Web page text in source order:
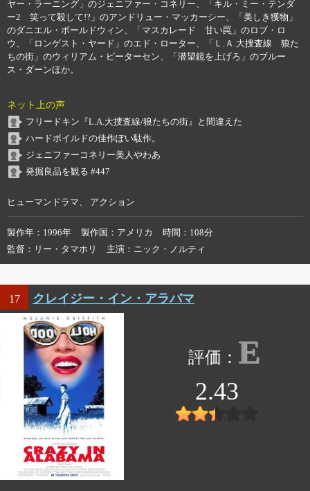
ヤー・ラーニング」のジェニファー・コネリー、「キル・ミー・テンダ
ー2 笑って殺して!?」のアンドリュー・マッカーシー、「美しき獲物」
のダニエル・ボールドウィン、「マスカレード 甘い罠」のロブ・ロ
ウ、「ロンゲスト・ヤード」のエド・ローター、「Ｌ.Ａ.大捜査線 狼た
ちの街」のウィリアム・ピーターセン、「潜望鏡を上げろ」のブルー
ス・ダーンほか。
ネット上の声
フリードキン『L.A.大捜査線/狼たちの街』と間違えた
ハードボイルドの佳作ぽい駄作。
ジェニファーコネリー美人やわあ
発掘良品を観る #447
ヒューマンドラマ、 アクション
製作年 1996年 製作国 アメリカ 時間
108分
監督
リー・タマホリ 主演 ニック・ノルティ
17 クレイジー・イン・アラバマ
E
2.43